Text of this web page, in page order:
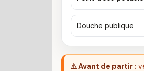
Douche publique
⚠️ Avant de partir :